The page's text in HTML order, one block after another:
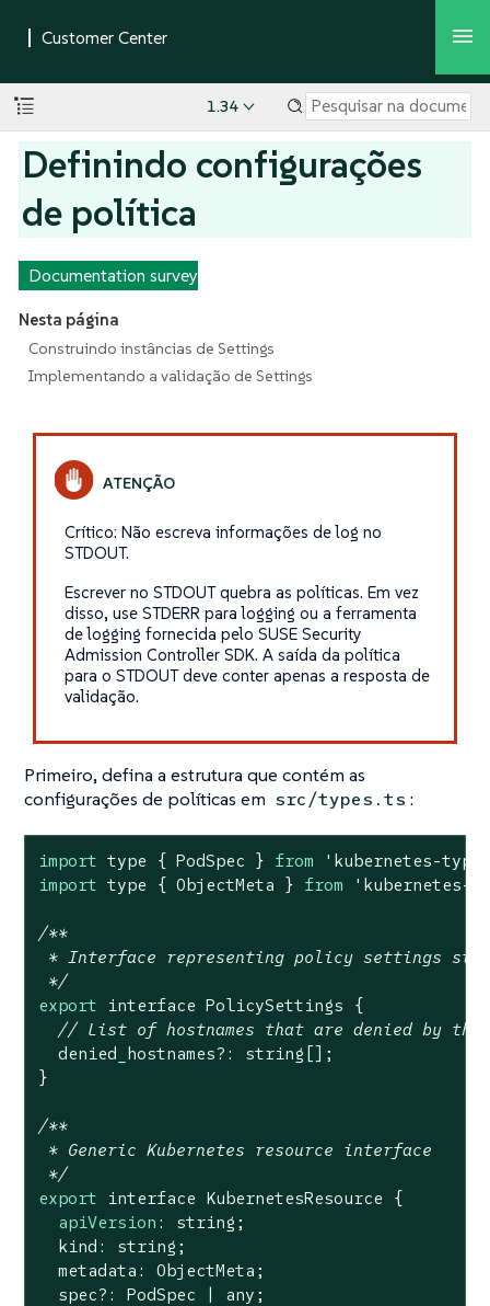
1.34
Definindo configurações
de política
Documentation survey
Nesta página
Construindo instâncias de Settings
Implementando a validação de Settings
Crítico: Não escreva informações de log no
STDOUT.
Escrever no STDOUT quebra as políticas. Em vez
disso, use STDERR para logging ou a ferramenta
de logging fornecida pelo SUSE Security
Admission Controller SDK. A saída da política
para o STDOUT deve conter apenas a resposta de
validação.
Primeiro, defina a estrutura que contém as
configurações de políticas em src/types.ts :
import type { PodSpec } from
'kubernetes-
import type { ObjectMeta } from 'kubernetes-
/**
* Interface representing policy settings
*/
export interface PolicySettings {
// List of hostnames that are denied by
  denied_hostnames?: string[];
}
/**
* Generic Kubernetes resource interface
*/
export interface KubernetesResource {
apiVersion : string;
  kind: string;
  metadata: ObjectMeta;
  spec?: PodSpec | any;